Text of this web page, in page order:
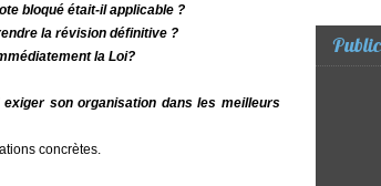
bloqué était-il applicable ?
la révision définitive ?
la Loi?
son organisation dans les meilleurs
concrètes.